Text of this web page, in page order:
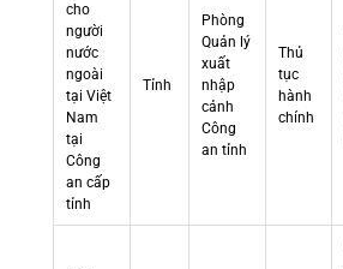
cho
người
nước
ngoài
tại Việt
Nam
tại
Công
an cấp
tỉnh
Tỉnh
Phòng
Quản lý
xuất
nhập
cảnh
Công
an tỉnh
Thủ
tục
hành
chính